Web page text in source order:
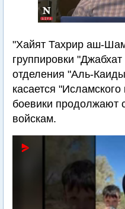
"Хайят Тахрир аш-
группировки
отделения "Аль-
касается "Исламского
боевики продолжают
войскам.